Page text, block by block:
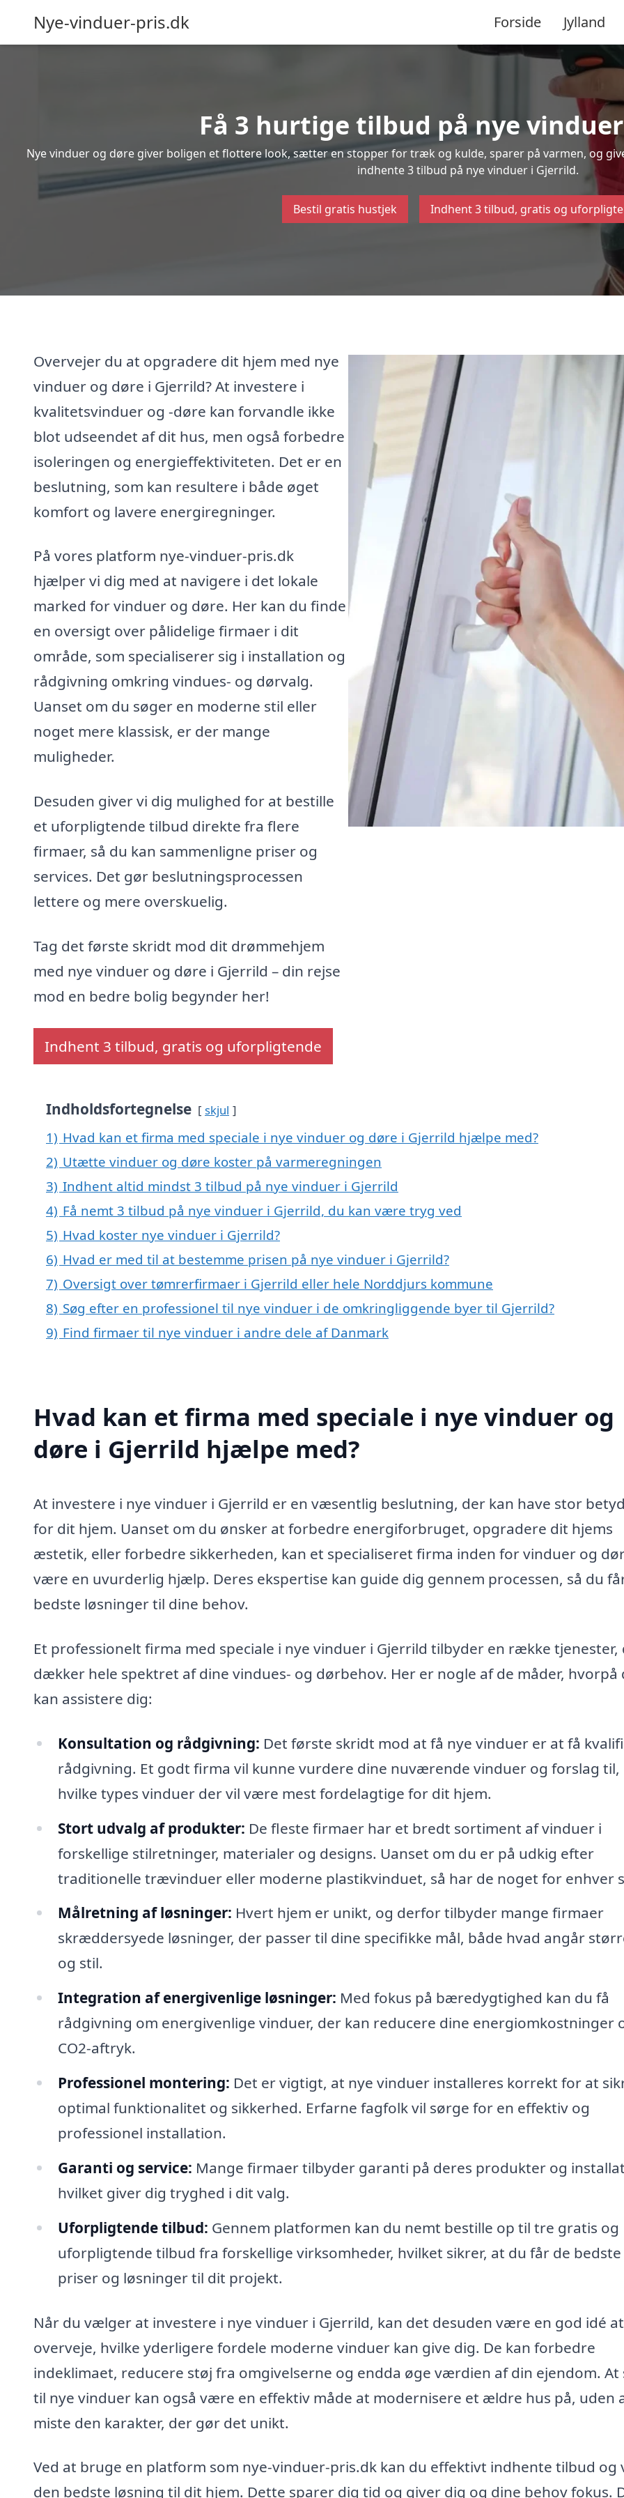
Nye-vinduer-pris.dk Forside Jylland
Få 3 hurtige tilbud på nye
Nye vinduer og døre giver boligen et flottere look, sætter en stopper for træk og kulde, sparer på varmen, og
indhente 3 tilbud på nye vinduer i Gjerrild.
Bestil gratis hustjek Indhent 3 tilbud, gratis og
Overvejer du at opgradere dit hjem med nye
vinduer og døre i Gjerrild? At investere i
kvalitetsvinduer og -døre kan forvandle ikke
blot udseendet af dit hus, men også forbedre
isoleringen og energieffektiviteten. Det er en
beslutning, som kan resultere i både øget
komfort og lavere energiregninger.
På vores platform nye-vinduer-pris.dk
hjælper vi dig med at navigere i det lokale
marked for vinduer og døre. Her kan du finde
en oversigt over pålidelige firmaer i dit
område, som specialiserer sig i installation og
rådgivning omkring vindues- og dørvalg.
Uanset om du søger en moderne stil eller
noget mere klassisk, er der mange
muligheder.
Desuden giver vi dig mulighed for at bestille
et uforpligtende tilbud direkte fra flere
firmaer, så du kan sammenligne priser og
services. Det gør beslutningsprocessen
lettere og mere overskuelig.
Tag det første skridt mod dit drømmehjem
med nye vinduer og døre i Gjerrild – din rejse
mod en bedre bolig begynder her!
Indhent 3 tilbud, gratis og uforpligtende
Indholdsfortegnelse skjul
1) Hvad kan et firma med speciale i nye vinduer og døre i Gjerrild hjælpe med?
2) Utætte vinduer og døre koster på varmeregningen
3) Indhent altid mindst 3 tilbud på nye vinduer i Gjerrild
4) Få nemt 3 tilbud på nye vinduer i Gjerrild, du kan være tryg ved
5) Hvad koster nye vinduer i Gjerrild?
6) Hvad er med til at bestemme prisen på nye vinduer i Gjerrild?
7) Oversigt over tømrerfirmaer i Gjerrild eller hele Norddjurs kommune
8) Søg efter en professionel til nye vinduer i de omkringliggende byer til Gjerrild?
9) Find firmaer til nye vinduer i andre dele af Danmark
Hvad kan et firma med speciale i nye vinduer og
døre i Gjerrild hjælpe med?
At investere i nye vinduer i Gjerrild er en væsentlig beslutning, der kan have stor
for dit hjem. Uanset om du ønsker at forbedre energiforbruget, opgradere dit hjems
æstetik, eller forbedre sikkerheden, kan et specialiseret firma inden for vinduer og
være en uvurderlig hjælp. Deres ekspertise kan guide dig gennem processen, så du
bedste løsninger til dine behov.
Et professionelt firma med speciale i nye vinduer i Gjerrild tilbyder en række tjenester,
dækker hele spektret af dine vindues- og dørbehov. Her er nogle af de måder, hvorpå
kan assistere dig:
Konsultation og rådgivning: Det første skridt mod at få nye vinduer er at få
rådgivning. Et godt firma vil kunne vurdere dine nuværende vinduer og forslag til,
hvilke types vinduer der vil være mest fordelagtige for dit hjem.
Stort udvalg af produkter: De fleste firmaer har et bredt sortiment af vinduer i
forskellige stilretninger, materialer og designs. Uanset om du er på udkig efter
traditionelle trævinduer eller moderne plastikvinduet, så har de noget for enhver
Målretning af løsninger: Hvert hjem er unikt, og derfor tilbyder mange firmaer
skræddersyede løsninger, der passer til dine specifikke mål, både hvad angår
og stil.
Integration af energivenlige løsninger: Med fokus på bæredygtighed kan du få
rådgivning om energivenlige vinduer, der kan reducere dine energiomkostninger
CO2-aftryk.
Professionel montering: Det er vigtigt, at nye vinduer installeres korrekt for at
optimal funktionalitet og sikkerhed. Erfarne fagfolk vil sørge for en effektiv og
professionel installation.
Garanti og service: Mange firmaer tilbyder garanti på deres produkter og
hvilket giver dig tryghed i dit valg.
Uforpligtende tilbud: Gennem platformen kan du nemt bestille op til tre gratis og
uforpligtende tilbud fra forskellige virksomheder, hvilket sikrer, at du får de bedste
priser og løsninger til dit projekt.
Når du vælger at investere i nye vinduer i Gjerrild, kan det desuden være en god idé at
overveje, hvilke yderligere fordele moderne vinduer kan give dig. De kan forbedre
indeklimaet, reducere støj fra omgivelserne og endda øge værdien af din ejendom. At
til nye vinduer kan også være en effektiv måde at modernisere et ældre hus på, uden
miste den karakter, der gør det unikt.
Ved at bruge en platform som nye-vinduer-pris.dk kan du effektivt indhente tilbud og
den bedste løsning til dit hjem. Dette sparer dig tid og giver dig og dine behov fokus.